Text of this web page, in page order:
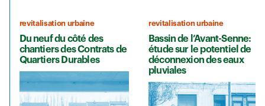
revitalisation urbaine
Du neuf du côté des
chantiers des Contrats de
Quartiers Durables
revitalisation urbaine
Bassin de l’Avant-Senne:
étude sur le potentiel de
déconnexion des eaux
pluviales